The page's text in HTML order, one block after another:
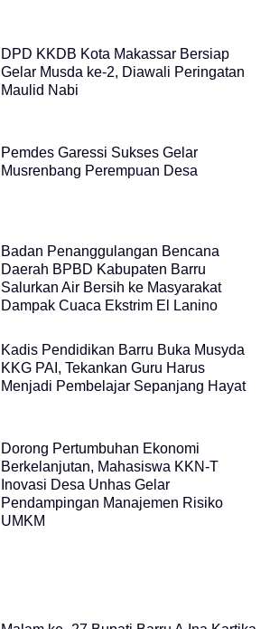
DPD KKDB Kota Makassar Bersiap
Gelar Musda ke-2, Diawali Peringatan
Maulid Nabi
Pemdes Garessi Sukses Gelar
Musrenbang Perempuan Desa
Badan Penanggulangan Bencana
Daerah BPBD Kabupaten Barru
Salurkan Air Bersih ke Masyarakat
Dampak Cuaca Ekstrim El Lanino
Kadis Pendidikan Barru Buka Musyda
KKG PAI, Tekankan Guru Harus
Menjadi Pembelajar Sepanjang Hayat
Dorong Pertumbuhan Ekonomi
Berkelanjutan, Mahasiswa KKN-T
Inovasi Desa Unhas Gelar
Pendampingan Manajemen Risiko
UMKM